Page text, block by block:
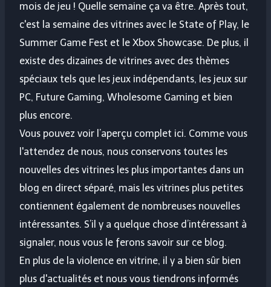
mois de jeu ! Quelle semaine ça va être. Après tout,
c'est la semaine des vitrines avec le State of Play, le
Summer Game Fest et le Xbox Showcase. De plus, il
existe des dizaines de vitrines avec des thèmes
spéciaux tels que les jeux indépendants, les jeux sur
PC, Future Gaming, Wholesome Gaming et bien
plus encore.
Vous pouvez voir l’aperçu complet ici. Comme vous
l'attendez de nous, nous conservons toutes les
nouvelles des vitrines les plus importantes dans un
blog en direct séparé, mais les vitrines plus petites
contiennent également de nombreuses nouvelles
intéressantes. S’il y a quelque chose d’intéressant à
signaler, nous vous le ferons savoir sur ce blog.
En plus de la violence en vitrine, il y a bien sûr bien
plus d'actualités et nous vous tiendrons informés